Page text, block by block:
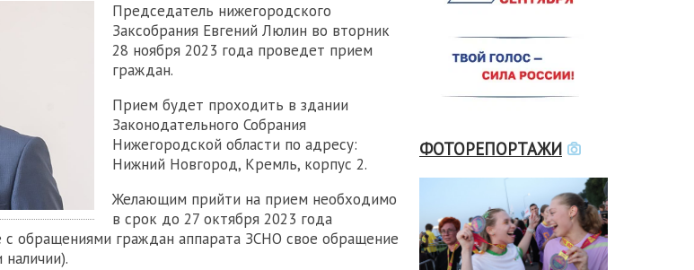
Председатель нижегородского
Заксобрания Евгений Люлин во вторник
28 ноября 2023 года проведет прием
граждан.
Прием будет проходить в здании
Законодательного Собрания
Нижегородской области по адресу:
Нижний Новгород, Кремль, корпус 2.
Желающим прийти на прием необходимо
в срок до 27 октября 2023 года
обращениями граждан аппарата ЗСНО свое обращение
ФОТОРЕПОРТАЖИ